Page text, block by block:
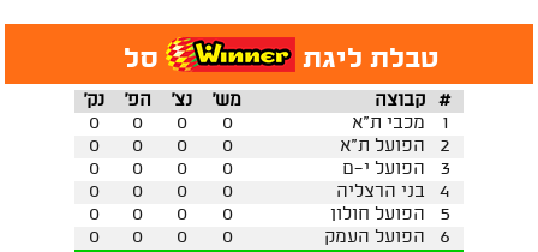
טבלת ליגת סל
נק' הפ' נצ' מש' קבוצה
#
0
0 0 0 מכבי ת"א
1
0
0 0 0 הפועל ת"א
2
0
0 0 0 הפועל י-ם
3
0
0 0 0 בני הרצליה
4
0
0 0 0 הפועל חולון
5
0
0 0 0 הפועל העמק
6